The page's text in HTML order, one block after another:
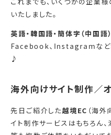
いたしました。
英語・韓国語・簡体字（中国語
Facebook、Instagramなど
♪
海外向けサイト制作／
先日ご紹介した越境EC （海外
イト制作サービスはもちろん